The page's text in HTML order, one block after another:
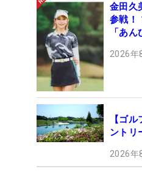
金田久
参戦！
「あ
2026年
【ゴ
ントリ
2026年